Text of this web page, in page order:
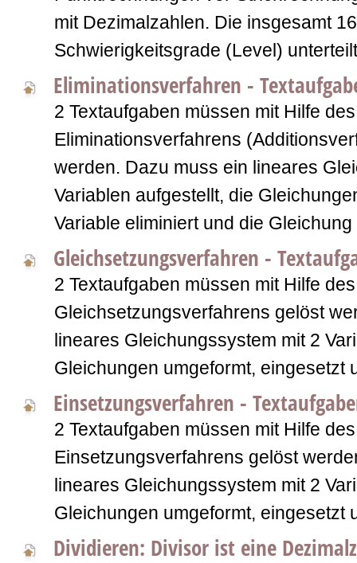
mit Dezimalzahlen. Die insgesamt
Schwierigkeitsgrade (Level)
Eliminationsverfahren -
2 Textaufgaben müssen mit Hilfe des
Eliminationsverfahrens
werden. Dazu muss ein lineares
Variablen aufgestellt, die
Variable eliminiert und die
Gleichsetzungsverfahren -
2 Textaufgaben müssen mit Hilfe des
Gleichsetzungsverfahrens gelöst
lineares Gleichungssystem mit 2
Gleichungen umgeformt, eingesetzt
Einsetzungsverfahren -
2 Textaufgaben müssen mit Hilfe des
Einsetzungsverfahrens gelöst
lineares Gleichungssystem mit 2
Gleichungen umgeformt, eingesetzt
Dividieren: Divisor ist eine